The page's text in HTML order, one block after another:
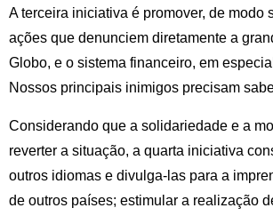
A terceira iniciativa é promover, de
ações que denunciem diretamente a
Globo, e o sistema financeiro, em
Nossos principais inimigos precisam
Considerando que a solidariedade e a
reverter a situação, a quarta iniciativa
outros idiomas e divulga-las para a
de outros países; estimular a realização